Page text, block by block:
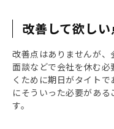
改善して欲しい
改善点はありませんが
面談などで会社を休む
くために期日がタイト
にそういった必要があ
す。